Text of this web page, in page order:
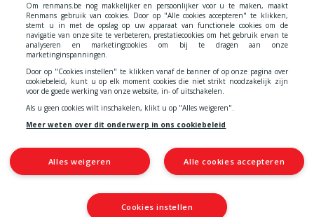
Onze prijzen zijn inclusief alle belastingen, BTW, taksen en diensten.
Cookies
- Privacy - Algemene voorwaarden -
Toegankelijkheidsverklaring
© 2026 N.V. Quality Meat Renmans
1653 Dworp
BTW: BE 0427 275 991
Om renmans.be nog makkelijker en persoonlijker voor u te maken, maakt
Renmans gebruik van cookies. Door op "Alle cookies accepteren" te klikken,
stemt u in met de opslag op uw apparaat van functionele cookies om de
navigatie van onze site te verbeteren, prestatiecookies om het gebruik ervan te
analyseren en marketingcookies om bij te dragen aan onze
marketinginspanningen.
Door op "Cookies instellen" te klikken vanaf de banner of op onze pagina over
cookiebeleid, kunt u op elk moment cookies die niet strikt noodzakelijk zijn
voor de goede werking van onze website, in- of uitschakelen.
Als u geen cookies wilt inschakelen, klikt u op "Alles weigeren".
Meer weten over dit onderwerp in ons cookiebeleid
Alle cookies accepteren
Alles weigeren
Cookies instellen